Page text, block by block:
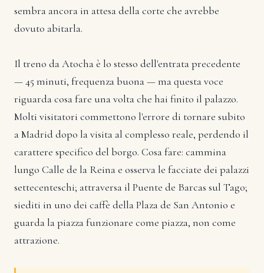
sembra ancora in attesa della corte che avrebbe
dovuto abitarla.
Il treno da Atocha è lo stesso dell'entrata precedente
— 45 minuti, frequenza buona — ma questa voce
riguarda cosa fare una volta che hai finito il palazzo.
Molti visitatori commettono l'errore di tornare subito
a Madrid dopo la visita al complesso reale, perdendo il
carattere specifico del borgo. Cosa fare: cammina
lungo Calle de la Reina e osserva le facciate dei palazzi
settecenteschi; attraversa il Puente de Barcas sul Tago;
siediti in uno dei caffè della Plaza de San Antonio e
guarda la piazza funzionare come piazza, non come
attrazione.